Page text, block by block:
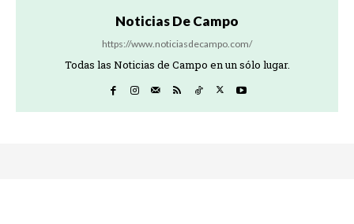
Noticias De Campo
https://www.noticiasdecampo.com/
Todas las Noticias de Campo en un sólo lugar.